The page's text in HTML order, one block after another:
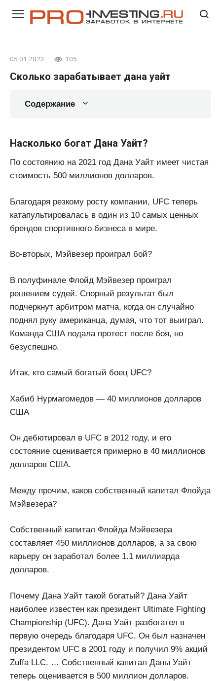
05.01.2023 105
Сколько зарабатывает дана уайт
Содержание
Насколько богат Дана Уайт?
По состоянию на 2021 год Дана Уайт имеет чистая
стоимость 500 миллионов долларов.
Благодаря резкому росту компании, UFC теперь
катапультировалась в один из 10 самых ценных
брендов спортивного бизнеса в мире.
Во-вторых, Мэйвезер проиграл бой?
В полуфинале Флойд Мэйвезер проиграл
решением судей. Спорный результат был
подчеркнут арбитром матча, когда он случайно
поднял руку американца, думая, что тот выиграл.
Команда США подала протест после боя, но
безуспешно.
Итак, кто самый богатый боец ​​UFC?
Хабиб Нурмагомедов — 40 миллионов долларов
США
Он дебютировал в UFC в 2012 году, и его
состояние оценивается примерно в 40 миллионов
долларов США.
Между прочим, каков собственный капитал Флойда
Мэйвезера?
Собственный капитал Флойда Мэйвезера
составляет 450 миллионов долларов, а за свою
карьеру он заработал более 1.1 миллиарда
долларов.
Почему Дана Уайт такой богатый? Дана Уайт
наиболее известен как президент Ultimate Fighting
Championship (UFC). Дана Уайт разбогател в
первую очередь благодаря UFC. Он был назначен
президентом UFC в 2001 году и получил 9% акций
Zuffa LLC. … Собственный капитал Даны Уайт
теперь оценивается в 500 миллион долларов.